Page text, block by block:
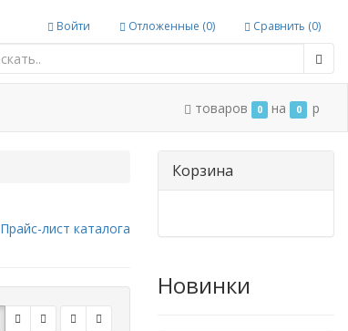
Войти Отложенные (0) Сравнить (0)
товаров 0 на 0 p
Прайс-лист каталога
Корзина
Новинки